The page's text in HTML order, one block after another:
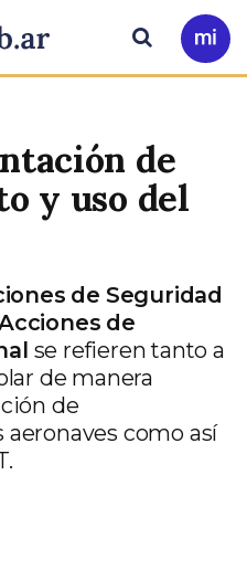
Ir
a
Buscar
de
y uso del
de Seguridad
de
se refieren tanto a
de manera
de
como así